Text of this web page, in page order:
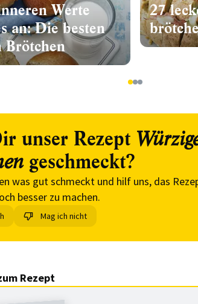
Werte
an: Die besten
Brötchen
27
123
unser Rezept
geschmeckt?
was gut schmeckt und hilf uns, das
besser zu machen.
Mag ich nicht
Rezept